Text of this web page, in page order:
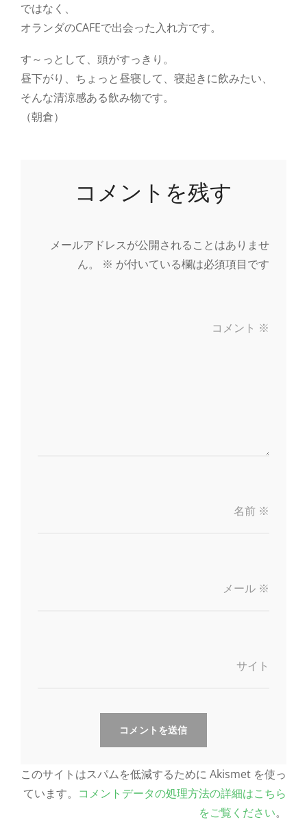
ではなく、
オランダのCAFEで出会った入れ方です。
す～っとして、頭がすっきり。
昼下がり、ちょっと昼寝して、寝起きに飲みたい、
そんな清涼感ある飲み物です。
（朝倉）
コメントを残す
メールアドレスが公開されることはありませ
ん。
※ が付いている欄は必須項目です
コメント ※
名前 ※
メール ※
サイト
このサイトはスパムを低減するために Akismet を使っ
ています。 コメントデータの処理方法の詳細はこちら
をご覧ください。